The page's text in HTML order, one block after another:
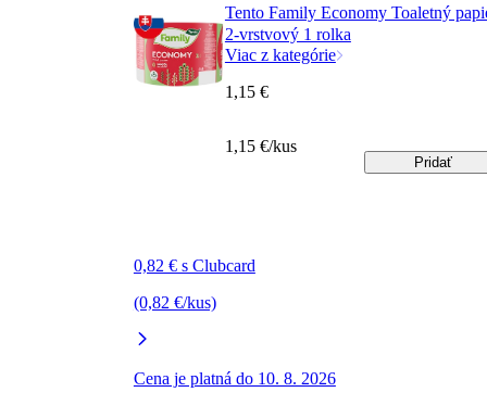
Tento Family Economy Toaletný
2-vrstvový 1 rolka
Viac z kategórie
0,82 € s Clubcard
(0,82 €/kus)
Cena je platná do 10. 8. 2026
1,15 €
1,15 €/kus
Pridať